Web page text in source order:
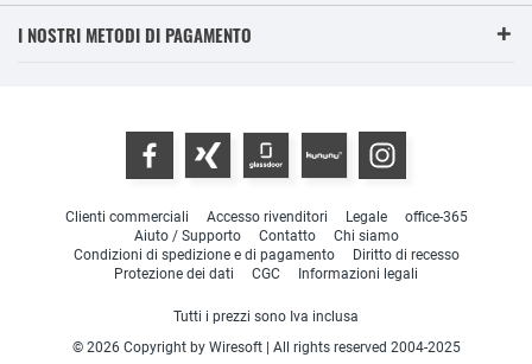
I NOSTRI METODI DI PAGAMENTO
Clienti commerciali Accesso rivenditori Legale
office-365
Aiuto / Supporto
Contatto
Chi siamo
Condizioni di spedizione e di pagamento
Diritto di recesso
Protezione dei dati
CGC Informazioni legali
Tutti i prezzi sono Iva inclusa
© 2026 Copyright by Wiresoft | All rights reserved 2004-2025